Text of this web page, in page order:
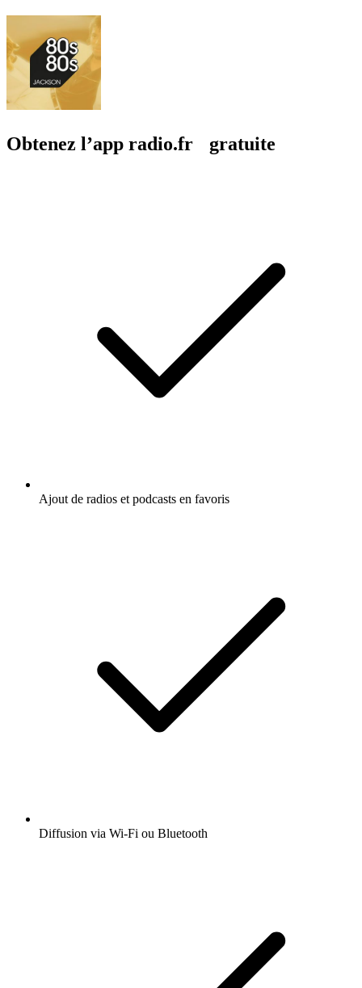
Obtenez l’app radio.fr gratuite
Ajout de radios et podcasts en favoris
Diffusion via Wi-Fi ou Bluetooth